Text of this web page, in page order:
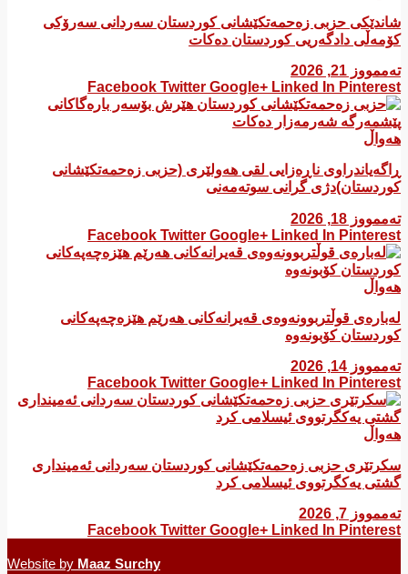
شاندێکی حزبی زەحمەتکێشانی کوردستان سەردانی سەرۆکی
کۆمەڵی دادگەریی کوردستان دەکات
تەممووز 21, 2026
Facebook Twitter Google+ Linked In Pinterest
هەواڵ
ڕاگەیاندراوی ناڕەزایی لقی هەولێری (حزبی زەحمەتکێشانی
کوردستان)دژی گرانی سوتەمەنی
تەممووز 18, 2026
Facebook Twitter Google+ Linked In Pinterest
هەواڵ
لەبارەی قوڵتربوونەوەی قەیرانەكانی هەرێم هێزەچەپەكانی
كوردستان كۆبونەوە
تەممووز 14, 2026
Facebook Twitter Google+ Linked In Pinterest
هەواڵ
سکرتێری حزبی زەحمەتکێشانی کوردستان سەردانی ئەمینداری
گشتی یەکگرتووی ئیسلامی کرد
تەممووز 7, 2026
Facebook Twitter Google+ Linked In Pinterest
Website by Maaz Surchy